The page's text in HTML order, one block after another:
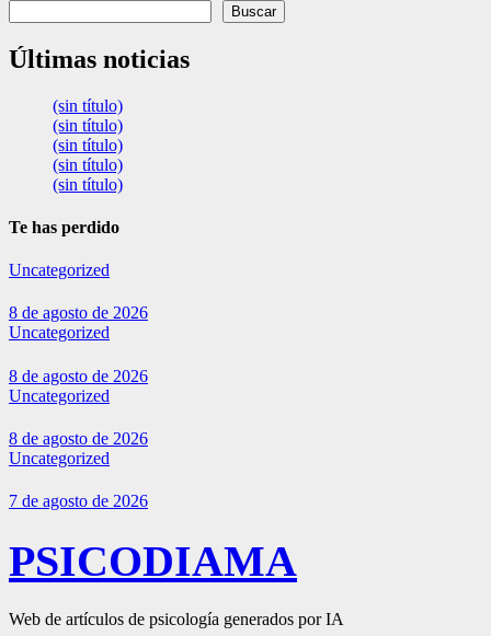
Buscar
Últimas noticias
(sin título)
(sin título)
(sin título)
(sin título)
(sin título)
Te has perdido
Uncategorized
8 de agosto de 2026
Uncategorized
8 de agosto de 2026
Uncategorized
8 de agosto de 2026
Uncategorized
7 de agosto de 2026
PSICODIAMA
Web de artículos de psicología generados por IA